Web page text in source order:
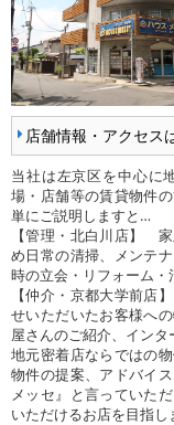
店舗情報・アクセス
当社は左京区を中心に
場・店舗等の賃貸物件
単にご説明しますと…
【管理・北白川店】
め日常の清掃、メンテ
時の立会・リフォーム・
【仲介・京都大学前店
せいただいたお客様へ
屋さんのご紹介、インタ
地元密着店ならではの
物件の提案、アドバイ
メッセ』と言っていた
いただけるお店を目指し